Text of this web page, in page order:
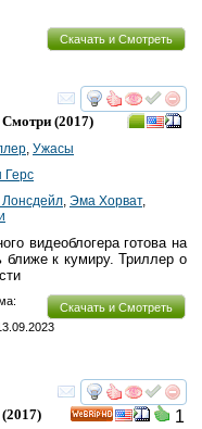
Скачать и Смотреть
смотреть
Смотри(2017)
Ужасы
Герс
Эма Хорват,
видеоблогера готова на
ближе к кумиру. Триллер о
Скачать и Смотреть
смотреть
1
(2017)